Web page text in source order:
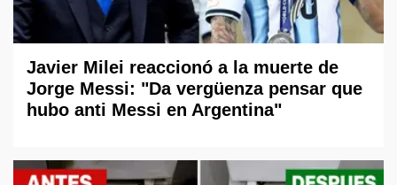
Javier Milei reaccionó a la muerte de
Jorge Messi: "Da vergüenza pensar que
hubo anti Messi en Argentina"